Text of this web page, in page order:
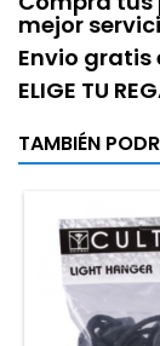
mejor
Envio gratis
ELIGE TU
TAMBIÉN